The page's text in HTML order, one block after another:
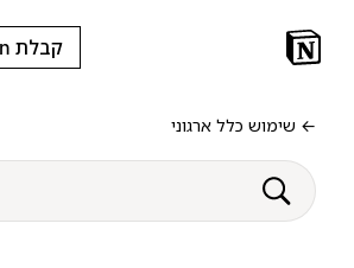
קבלת Notion בחינם
← שימוש כלל ארגוני